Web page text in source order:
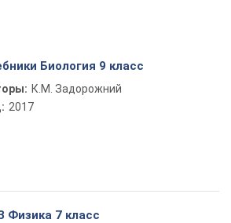
Биология 9 класс
К.М. Задорожний
2017
Физика 7 класс